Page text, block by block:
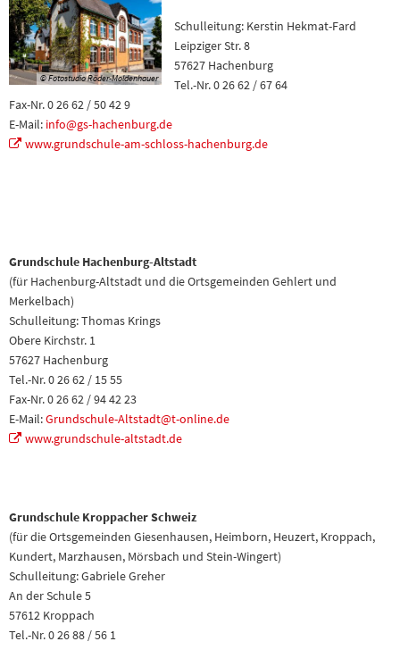
© Fotostudio Röder-Moldenhauer
Schulleitung: Kerstin Hekmat-Fard
Leipziger Str. 8
57627 Hachenburg
Tel.-Nr. 0 26 62 / 67 64
Fax-Nr. 0 26 62 / 50 42 9
E-Mail: info@gs-hachenburg.de
www.grundschule-am-schloss-hachenburg.de
Grundschule Hachenburg-Altstadt
(für Hachenburg-Altstadt und die Ortsgemeinden Gehlert und
Merkelbach)
Schulleitung: Thomas Krings
Obere Kirchstr. 1
57627 Hachenburg
Tel.-Nr. 0 26 62 / 15 55
Fax-Nr. 0 26 62 / 94 42 23
E-Mail:Grundschule-Altstadt@t-online.de
www.grundschule-altstadt.de
Grundschule Kroppacher Schweiz
(für die Ortsgemeinden Giesenhausen, Heimborn, Heuzert, Kroppach,
Kundert, Marzhausen, Mörsbach und Stein-Wingert)
Schulleitung: Gabriele Greher
An der Schule 5
57612 Kroppach
Tel.-Nr. 0 26 88 / 56 1